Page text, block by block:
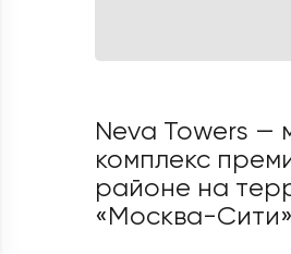
Neva Towers —
комплекс
районе на
«Москва-